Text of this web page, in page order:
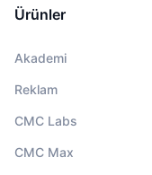
Ürünler
Akademi
Reklam
CMC Labs
CMC Max